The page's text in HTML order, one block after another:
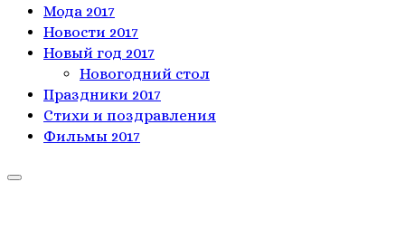
Мода 2017
Новости 2017
Новый год 2017
Новогодний стол
Праздники 2017
Стихи и поздравления
Фильмы 2017